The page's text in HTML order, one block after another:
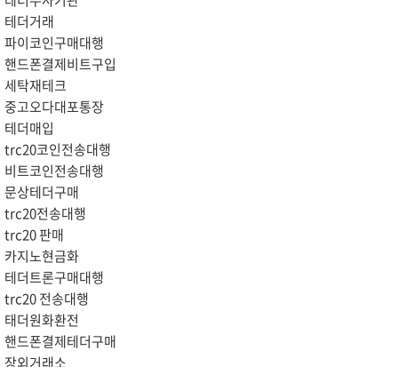
테더거래
파이코인구매대행
핸드폰결제비트구입
세탁재테크
중고오다대포통장
테더매입
trc20코인전송대행
비트코인전송대행
문상테더구매
trc20전송대행
trc20 판매
카지노현금화
테더트론구매대행
trc20 전송대행
태더원화환전
핸드폰결제테더구매
장외거래소